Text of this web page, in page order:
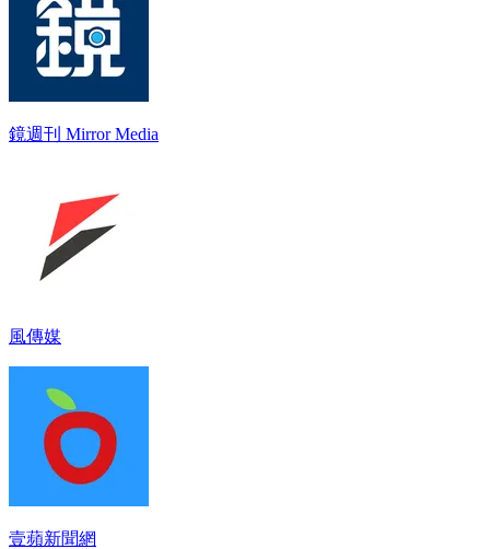
鏡週刊 Mirror Media
風傳媒
壹蘋新聞網